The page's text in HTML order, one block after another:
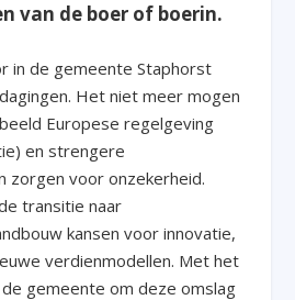
van de boer of boerin.
in de gemeente Staphorst
Het niet meer mogen
Europese regelgeving
en strengere
zorgen voor onzekerheid.
transitie naar
kansen voor innovatie,
verdienmodellen. Met het
gemeente om deze omslag